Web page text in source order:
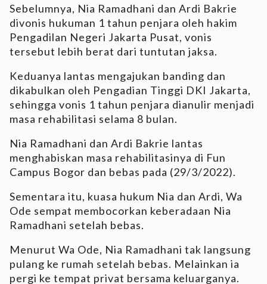
Sebelumnya, Nia Ramadhani dan Ardi Bakrie
divonis hukuman 1 tahun penjara oleh hakim
Pengadilan Negeri Jakarta Pusat, vonis
tersebut lebih berat dari tuntutan jaksa.
Keduanya lantas mengajukan banding dan
dikabulkan oleh Pengadian Tinggi DKI Jakarta,
sehingga vonis 1 tahun penjara dianulir menjadi
masa rehabilitasi selama 8 bulan.
Nia Ramadhani dan Ardi Bakrie lantas
menghabiskan masa rehabilitasinya di Fun
Campus Bogor dan bebas pada (29/3/2022).
Sementara itu, kuasa hukum Nia dan Ardi, Wa
Ode sempat membocorkan keberadaan Nia
Ramadhani setelah bebas.
Menurut Wa Ode, Nia Ramadhani tak langsung
pulang ke rumah setelah bebas. Melainkan ia
pergi ke tempat privat bersama keluarganya.